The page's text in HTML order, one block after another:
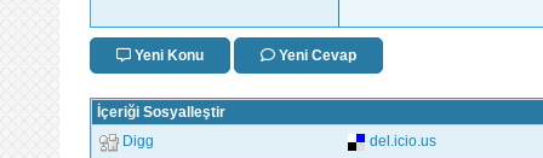
Yeni Konu Yeni Cevap
İçeriği Sosyalleştir
Digg del.icio.us